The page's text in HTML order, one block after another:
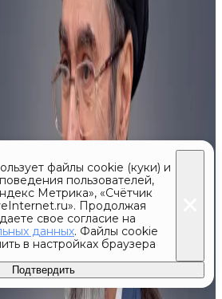
файлы cookie (куки) и
пользователей,
Метрика», «Счётчик
Продолжая
свое согласие на
данных. Файлы cookie
в настройках браузера
Подтвердить